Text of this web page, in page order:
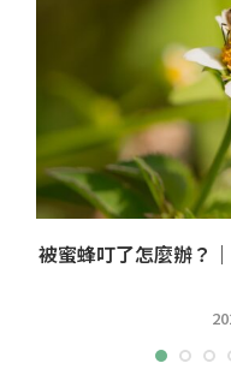
被蜜蜂叮了怎麼辦？